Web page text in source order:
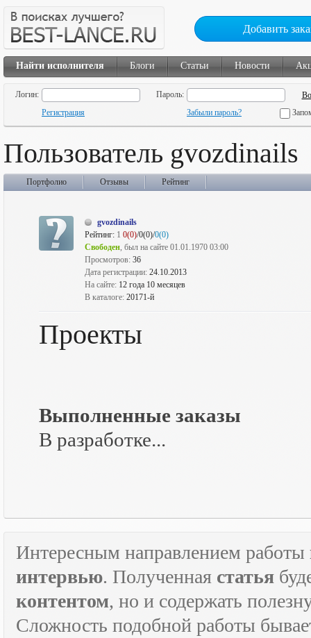
Добавить
Найти исполнителя Блоги Статьи Новости
Логин:
Пароль:
Регистрация
Забыли пароль?
Пользователь gvozdinails
Портфолио Отзывы Рейтинг
gvozdinails
Рейтинг: 1 0(0)/0(0)/0(0)
Свободен, был на сайте 01.01.1970 03:00
Просмотров: 36
Дата регистрации: 24.10.2013
На сайте: 12 года 10 месяцев
В каталоге: 20171-й
Проекты
Выполненные заказы
В разработке...
Интересным направлением работы
интервью. Полученная статья
контентом, но и содержать
Сложность подобной работы